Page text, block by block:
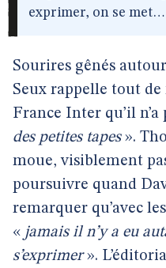
exprimer, on se
Sourires gênés
Seux rappelle tout de
France Inter qu’il n’a
des petites tapes».
moue, visiblement
poursuivre quand
remarquer qu’avec
« jamais il n’y a eu
s’exprimer».